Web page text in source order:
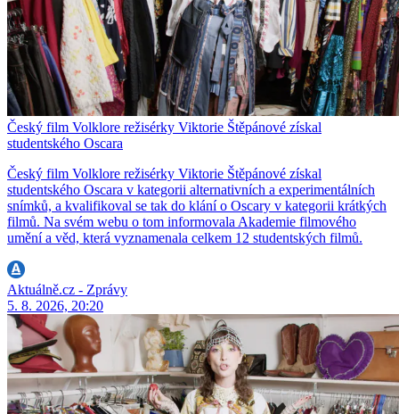
Český film Volklore režisérky Viktorie Štěpánové získal
studentského Oscara
Český film Volklore režisérky Viktorie Štěpánové získal
studentského Oscara v kategorii alternativních a experimentálních
snímků, a kvalifikoval se tak do klání o Oscary v kategorii krátkých
filmů. Na svém webu o tom informovala Akademie filmového
umění a věd, která vyznamenala celkem 12 studentských filmů.
Aktuálně.cz - Zprávy
5. 8. 2026, 20:20